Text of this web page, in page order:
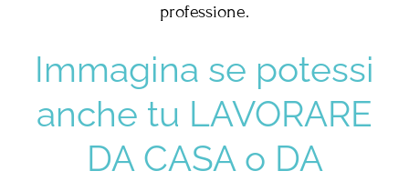
professione.
Immagina se potessi
anche tu LAVORARE
DA CASA o DA